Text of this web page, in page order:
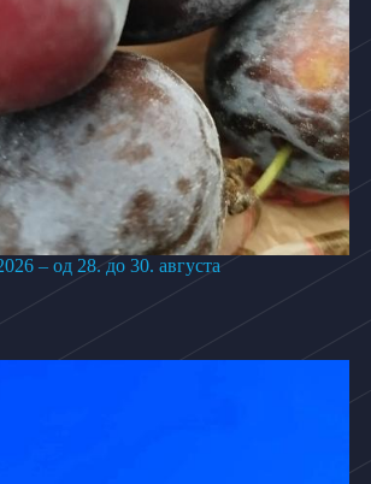
– од 28. до 30. августа